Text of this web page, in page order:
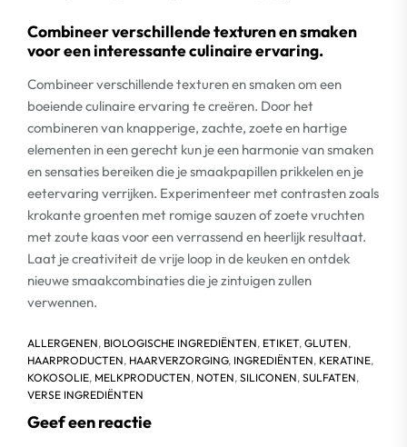
Combineer verschillende texturen en smaken
voor een interessante culinaire ervaring.
Combineer verschillende texturen en smaken om een
boeiende culinaire ervaring te creëren. Door het
combineren van knapperige, zachte, zoete en hartige
elementen in een gerecht kun je een harmonie van smaken
en sensaties bereiken die je smaakpapillen prikkelen en je
eetervaring verrijken. Experimenteer met contrasten zoals
krokante groenten met romige sauzen of zoete vruchten
met zoute kaas voor een verrassend en heerlijk resultaat.
Laat je creativiteit de vrije loop in de keuken en ontdek
nieuwe smaakcombinaties die je zintuigen zullen
verwennen.
ALLERGENEN, BIOLOGISCHE INGREDIËNTEN, ETIKET, GLUTEN,
HAARPRODUCTEN, HAARVERZORGING, INGREDIËNTEN, KERATINE,
KOKOSOLIE, MELKPRODUCTEN, NOTEN, SILICONEN, SULFATEN,
VERSE INGREDIËNTEN
Geef een reactie